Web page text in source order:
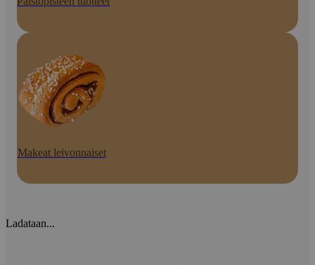
Makeat leivonnaiset
Ladataan...